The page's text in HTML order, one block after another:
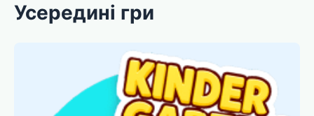
Усередині гри